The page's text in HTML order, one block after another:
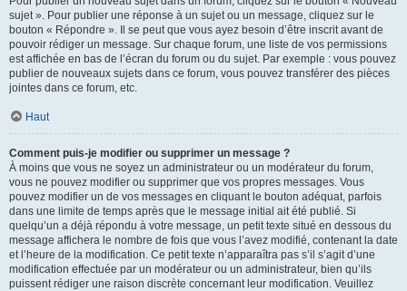
sujet ». Pour publier une réponse à un sujet ou un message, cliquez sur le
bouton « Répondre ». Il se peut que vous ayez besoin d’être inscrit avant de
pouvoir rédiger un message. Sur chaque forum, une liste de vos permissions
est affichée en bas de l’écran du forum ou du sujet. Par exemple : vous pouvez
publier de nouveaux sujets dans ce forum, vous pouvez transférer des pièces
jointes dans ce forum, etc.
Haut
Comment puis-je modifier ou supprimer un message ?
À moins que vous ne soyez un administrateur ou un modérateur du forum,
vous ne pouvez modifier ou supprimer que vos propres messages. Vous
pouvez modifier un de vos messages en cliquant le bouton adéquat, parfois
dans une limite de temps après que le message initial ait été publié. Si
quelqu’un a déjà répondu à votre message, un petit texte situé en dessous du
message affichera le nombre de fois que vous l’avez modifié, contenant la date
et l’heure de la modification. Ce petit texte n’apparaîtra pas s’il s’agit d’une
modification effectuée par un modérateur ou un administrateur, bien qu’ils
puissent rédiger une raison discrète concernant leur modification. Veuillez